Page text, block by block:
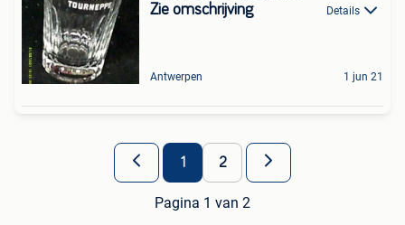
Zie omschrijving Details
Antwerpen 1 jun 21
1 2
Pagina 1 van 2